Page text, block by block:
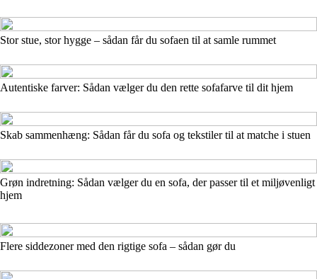
Stor stue, stor hygge – sådan får du sofaen til at samle rummet
Autentiske farver: Sådan vælger du den rette sofafarve til dit hjem
Skab sammenhæng: Sådan får du sofa og tekstiler til at matche i stuen
Grøn indretning: Sådan vælger du en sofa, der passer til et miljøvenligt
hjem
Flere siddezoner med den rigtige sofa – sådan gør du